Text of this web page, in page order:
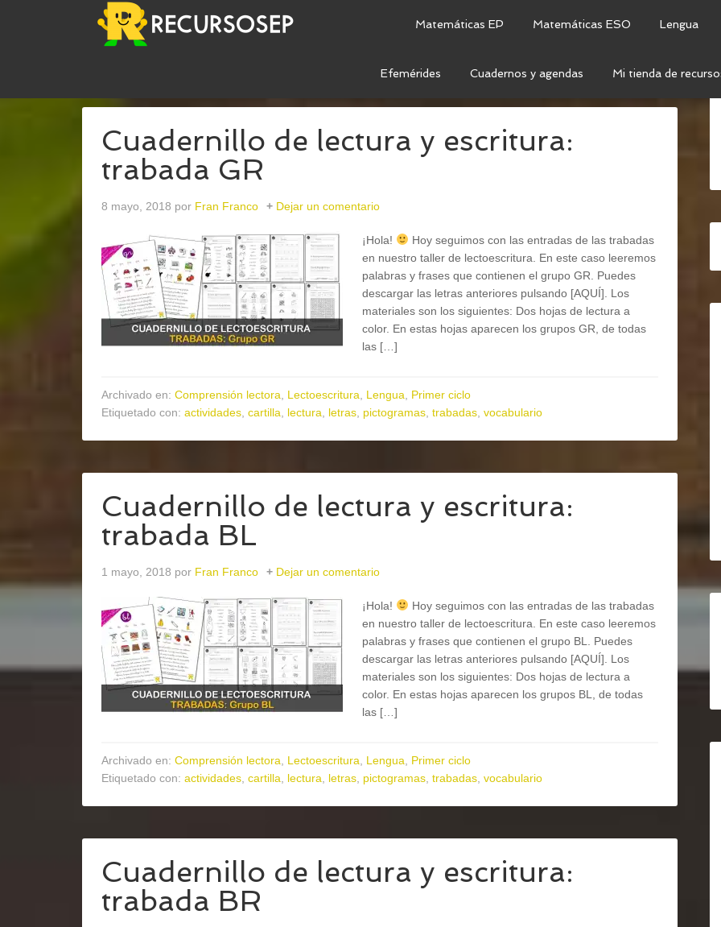
Matemáticas EP Matemáticas ESO Lengua
Efemérides Cuadernos y agendas Mi tienda de
Cuadernillo de lectura y escritura:
trabada GR
8 mayo, 2018 por Fran Franco Dejar un comentario
¡Hola!
Hoy seguimos con las entradas de las trabadas
en nuestro taller de lectoescritura. En este caso leeremos
palabras y frases que contienen el grupo GR. Puedes
descargar las letras anteriores pulsando [AQUÍ]. Los
materiales son los siguientes: Dos hojas de lectura a
color. En estas hojas aparecen los grupos GR, de todas
las […]
Archivado en: Comprensión lectora Lectoescritura Lengua
Primer ciclo
Etiquetado con: actividades cartilla lectura letras pictogramas trabadas vocabulario
Cuadernillo de lectura y escritura:
trabada BL
1 mayo, 2018 por Fran Franco Dejar un comentario
¡Hola!
Hoy seguimos con las entradas de las trabadas
en nuestro taller de lectoescritura. En este caso leeremos
palabras y frases que contienen el grupo BL. Puedes
descargar las letras anteriores pulsando [AQUÍ]. Los
materiales son los siguientes: Dos hojas de lectura a
color. En estas hojas aparecen los grupos BL, de todas
las […]
Archivado en: Comprensión lectora Lectoescritura Lengua
Primer ciclo
Etiquetado con: actividades cartilla lectura letras pictogramas trabadas vocabulario
Cuadernillo de lectura y escritura:
trabada BR